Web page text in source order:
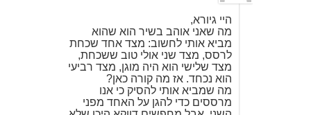
היי גיורא,
מה שאני אוהב בשיר הוא שהוא
מביא אותי לחשוב: מצד אחד שכחת
לרסס, מצד שני אולי טוב ששכחת,
מצד שלישי הוא היה מוגן, מצד רביעי
הוא נכחד. אז מה קורה כאן?
מה שמביא אותי להסיק כי אנו
מרססים כדי להגן על האחד מפני